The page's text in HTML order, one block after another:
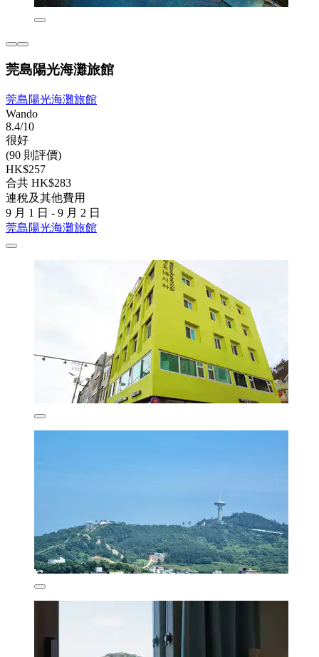
莞島陽光海灘旅館
莞島陽光海灘旅館
Wando
8.4/10
很好
(90 則評價)
HK$257
合共 HK$283
連稅及其他費用
9 月 1 日 - 9 月 2 日
莞島陽光海灘旅館